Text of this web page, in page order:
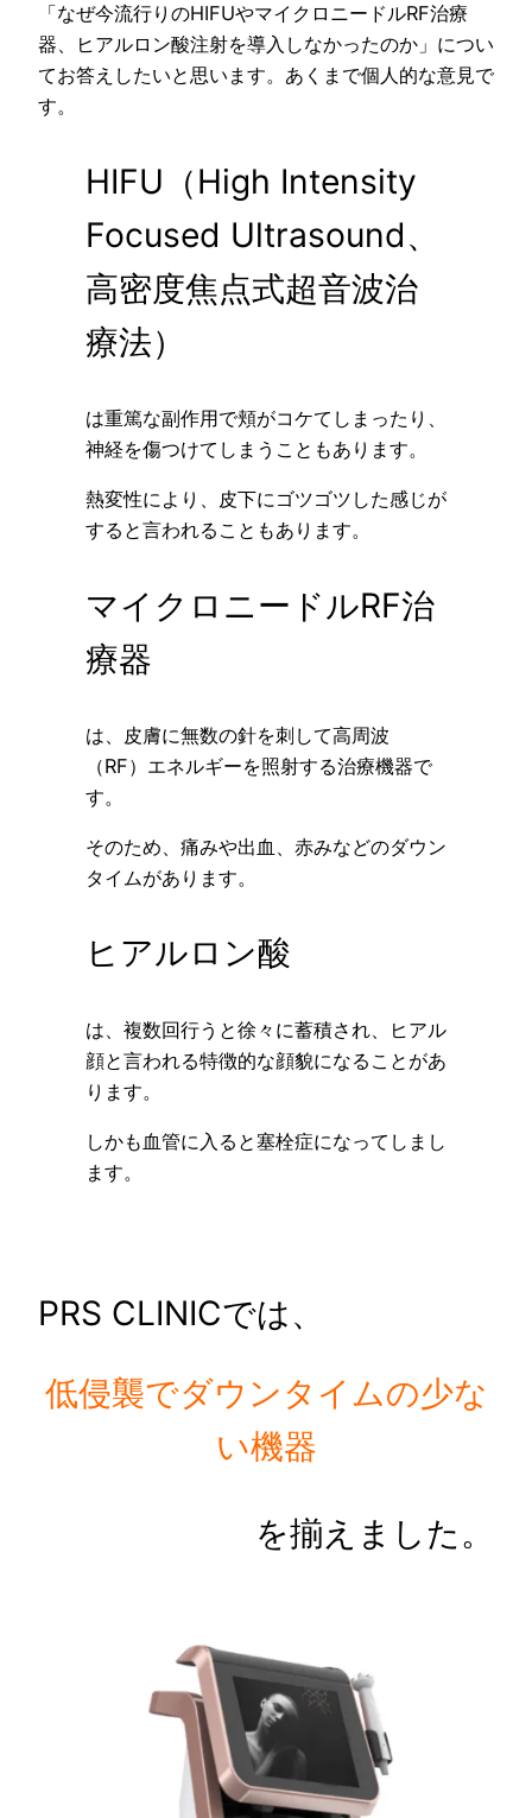
「なぜ今流行りのHIFUやマイクロニードルRF治療
器、ヒアルロン酸注射を導入しなかったのか」につい
てお答えしたいと思います。あくまで個人的な意見で
す。
HIFU（High Intensity
Focused Ultrasound、
高密度焦点式超音波治
療法）
は重篤な副作用で頬がコケてしまったり、
神経を傷つけてしまうこともあります。
熱変性により、皮下にゴツゴツした感じが
すると言われることもあります。
マイクロニードルRF治
療器
は、皮膚に無数の針を刺して高周波
（RF）エネルギーを照射する治療機器で
す。
そのため、痛みや出血、赤みなどのダウン
タイムがあります。
ヒアルロン酸
は、複数回行うと徐々に蓄積され、ヒアル
顔と言われる特徴的な顔貌になることがあ
ります。
しかも血管に入ると塞栓症になってしまし
ます。
PRS CLINICでは、
低侵襲でダウンタイムの少な
い機器
を揃えました。